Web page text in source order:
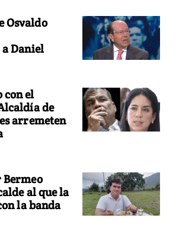
Osvaldo
Daniel
con el
de
arremeten
Bermeo
al que la
la banda